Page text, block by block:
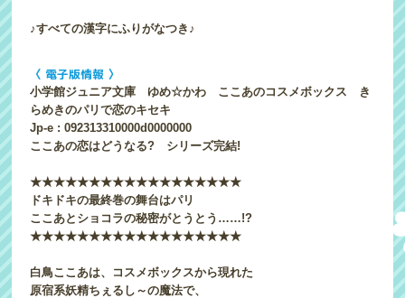
♪すべての漢字にふりがなつき♪
〈 電子版情報 〉
小学館ジュニア文庫 ゆめ☆かわ ここあのコスメボックス き
らめきのパリで恋のキセキ
Jp-e : 092313310000d0000000
ここあの恋はどうなる? シリーズ完結!
★★★★★★★★★★★★★★★★★★
ドキドキの最終巻の舞台はパリ
ここあとショコラの秘密がとうとう……!?
★★★★★★★★★★★★★★★★★★
白鳥ここあは、コスメボックスから現れた
原宿系妖精ちぇるし～の魔法で、